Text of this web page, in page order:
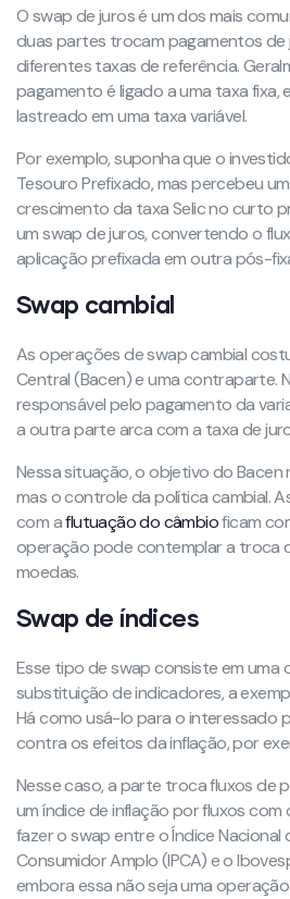
O swap de juros é um dos mais
duas partes trocam pagamentos de
diferentes taxas de referência.
pagamento é ligado a uma taxa
lastreado em uma taxa variável.
Por exemplo, suponha que o
Tesouro Prefixado, mas percebeu
crescimento da taxa Selic no curto
um swap de juros, convertendo o
aplicação prefixada em outra pós-
Swap cambial
As operações de swap cambial
Central (Bacen) e uma contraparte.
responsável pelo pagamento da
a outra parte arca com a taxa de
Nessa situação, o objetivo do Bacen
mas o controle da política cambial.
com aflutuação do câmbioficam
operação pode contemplar a troca
moedas.
Swap de índices
Esse tipo de swap consiste em uma
substituição de indicadores, a
Há como usá-lo para o interessado
contra os efeitos da inflação, por
Nesse caso, a parte troca fluxos de
um índice de inflação por fluxos com
fazer o swap entre o Índice Nacional
Consumidor Amplo (IPCA) e o
embora essa não seja uma